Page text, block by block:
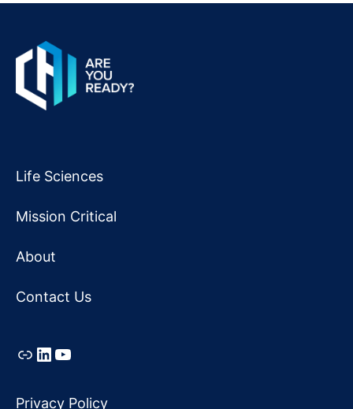
Life Sciences
Mission Critical
About
Contact Us
LinkLinkedIn
YouTube
Privacy Policy